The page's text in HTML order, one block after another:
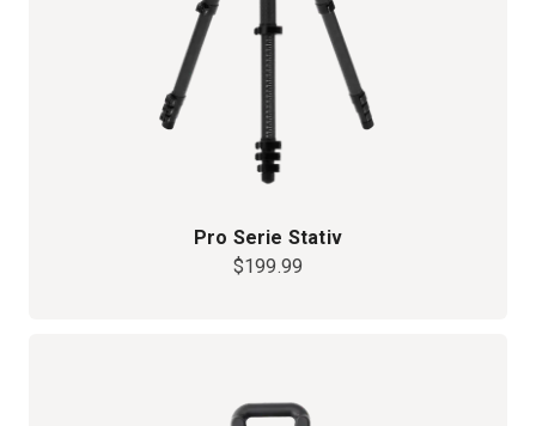
Pro Serie Stativ
$199.99